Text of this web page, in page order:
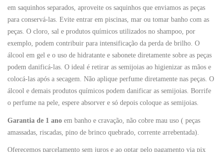
em saquinhos separados, aproveite os saquinhos que enviamos as peças
para conservá-las. Evite entrar em piscinas, mar ou tomar banho com as
peças. O cloro, sal e produtos químicos utilizados no shampoo, por
exemplo, podem contribuir para intensificação da perda de brilho. O
álcool em gel e o uso de hidratante e sabonete diretamente sobre as peças
podem danificá-las. O ideal é retirar as semijoias ao higienizar as mãos e
colocá-las após a secagem. Não aplique perfume diretamente nas peças. O
álcool e demais produtos químicos podem danificar as semijoias. Borrife
o perfume na pele, espere absorver e só depois coloque as semijoias.
Garantia de 1 ano em banho e cravação, não cobre mau uso ( peças
amassadas, riscadas, pino de brinco quebrado, corrente arrebentada).
Oferecemos parcelamento sem juros e ao optar pelo pagamento via pix